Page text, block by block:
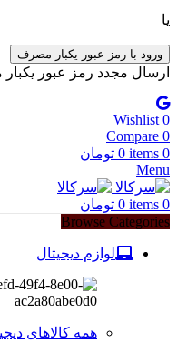
یا
ورود با رمز عبور یکبار مصرف
ارسال مجدد رمز عبور
0
Wishlist
0
Compare
0
items
0 تومان
Menu
0
items
0 تومان
Browse Categories
لوازم دیجیتال
همه کالاهای